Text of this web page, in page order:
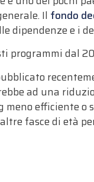
Il fondo
dipendenze e i
programmi dal
ad una
meno efficiente
fasce di età